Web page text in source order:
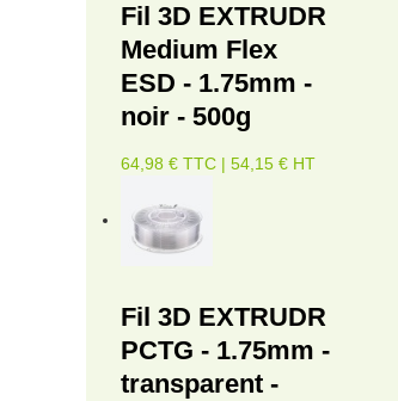
Fil 3D EXTRUDR
Medium Flex
ESD - 1.75mm -
noir - 500g
64,98 € TTC | 54,15 € HT
Fil 3D EXTRUDR
PCTG - 1.75mm -
transparent -